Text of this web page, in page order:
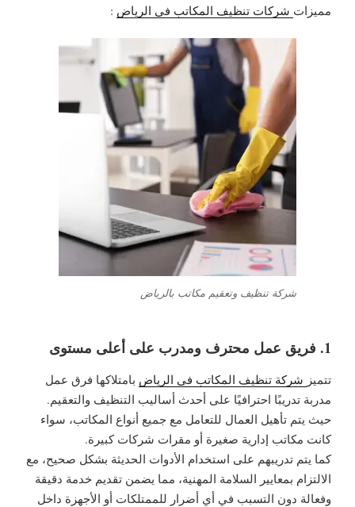
مميزات شركات تنظيف المكاتب في الرياض :
شركة تنظيف وتعقيم مكاتب بالرياض
1. فريق عمل محترف ومدرب على أعلى مستوى
تتميز شركة تنظيف المكاتب في الرياض بامتلاكها فرق عمل
مدربة تدريبًا احترافيًا على أحدث أساليب التنظيف والتعقيم.
حيث يتم تأهيل العمال للتعامل مع جميع أنواع المكاتب، سواء
كانت مكاتب إدارية صغيرة أو مقرات شركات كبيرة.
كما يتم تدريبهم على استخدام الأدوات الحديثة بشكل صحيح، مع
الالتزام بمعايير السلامة المهنية، مما يضمن تقديم خدمة دقيقة
وفعالة دون التسبب في أي أضرار للممتلكات أو الأجهزة داخل